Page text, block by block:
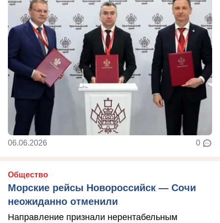
06.06.2026 0
Общество
Морские рейсы Новороссийск — Сочи
неожиданно отменили
Направление признали нерентабельным